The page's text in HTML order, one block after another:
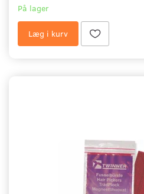
På lager
Læg i kurv